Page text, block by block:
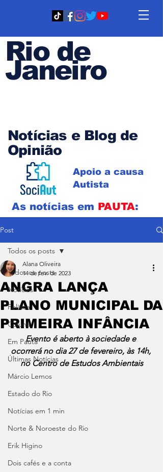
Rio de
Janeiro
Notícias e Blog de
Opinião
Apoio a causa
Autista
As notícias em PAUTA:
Post
Todos os posts
Notícias
Política
Coluna
Em Pauta
Últimas Notícias
Márcio Lemos
Estado do Rio
Notícias em 1 min
Norte & Noroeste do Rio
Erik Higino
Dois cafés e a conta
Todos os posts
ANGRA LANÇA
PLANO MUNICIPAL DA
PRIMEIRA INFÂNCIA
Alana Oliveira
14 de fev. de 2023
Evento é aberto à sociedade e
ocorrerá no dia 27 de fevereiro, às 14h,
no Centro de Estudos Ambientais